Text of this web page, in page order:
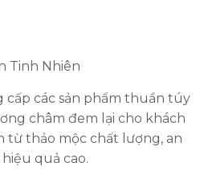
cấp các sản phẩm thuần túy
châm đem lại cho khách
từ thảo mộc chất lượng, an
quả cao.